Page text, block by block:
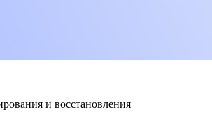
и восстановления